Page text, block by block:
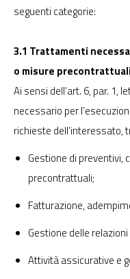
seguenti categorie:
3.1 Trattamenti
o misure precontrattuali
Ai sensi dell’art. 6, par. 1,
necessario per
richieste dell’interessato,
Gestione di preventivi,
precontrattuali;
Fatturazione,
Gestione delle
Attività assicurative e